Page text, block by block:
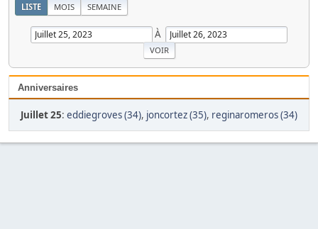
LISTE MOIS SEMAINE
À
Anniversaires
Juillet 25: eddiegroves (34), joncortez (35), reginaromeros (34)